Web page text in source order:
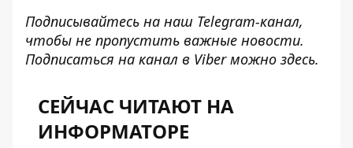
Подписывайтесь на наш Telegram-канал,
чтобы не пропустить важные новости.
Подписаться на канал в Viber можно здесь.
СЕЙЧАС ЧИТАЮТ НА
ИНФОРМАТОРЕ